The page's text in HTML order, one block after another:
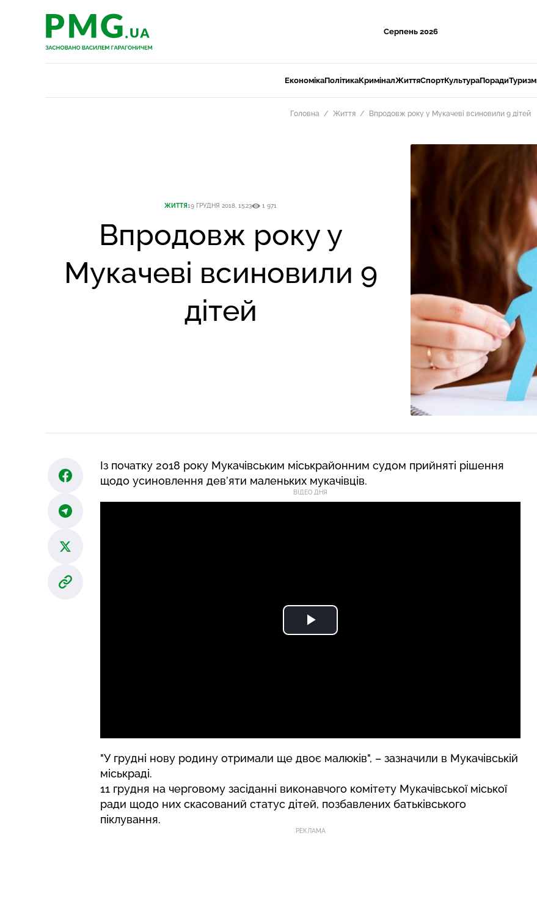
PMG.ua
Серпень 2026
PMG.ua
ЕкономікаПолітикаКриміналЖиттяСпортКультураПорадиТуризм
Головна Життя Впродовж року у Мукачеві всиновили 9 дітей
ЖИТТЯ19 ГРУДНЯ 2018, 15:23 1 971
Впродовж року у
Мукачеві всиновили 9
дітей
Із початку 2018 року Мукачівським міськрайонним судом прийняті рішення
щодо усиновлення дев’яти маленьких мукачівців.
ВІДЕО ДНЯ
"У грудні нову родину отримали ще двоє малюків", – зазначили в Мукачівській
міськраді.
11 грудня на черговому засіданні виконавчого комітету Мукачівської міської
ради щодо них скасований статус дітей, позбавлених батьківського
піклування.
РЕКЛАМА